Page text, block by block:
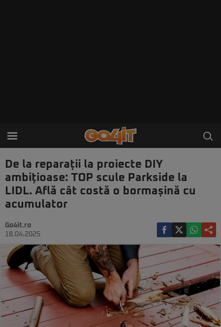
De la reparații la proiecte DIY
ambițioase: TOP scule Parkside la
LIDL. Află cât costă o bormașină cu
acumulator
Go4it.ro
18.04.2025